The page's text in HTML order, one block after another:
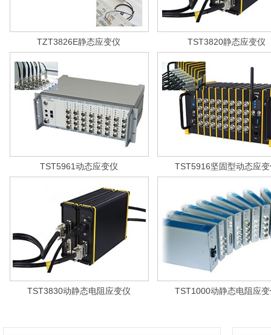
TZT3826E静态应变仪 TST3820静态应变仪
TST5961动态应变仪 TST5916坚固型动态应
TST3830动静态电阻应变仪 TST1000动静态电阻应